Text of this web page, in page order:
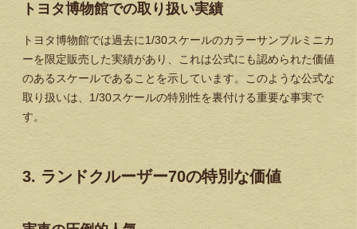
トヨタ博物館での取り扱い実績
トヨタ博物館では過去に1/30スケールのカラーサンプルミニカ
ーを限定販売した実績があり、これは公式にも認められた価値
のあるスケールであることを示しています。このような公式な
取り扱いは、1/30スケールの特別性を裏付ける重要な事実で
す。
3. ランドクルーザー70の特別な価値